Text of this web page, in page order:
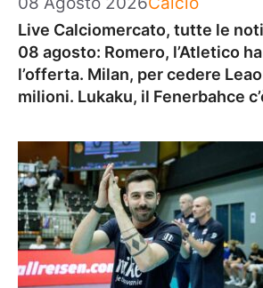
Live Calciomercato, tutte le
08 agosto: Romero, l’Atletico
l’offerta. Milan, per cedere
milioni. Lukaku, il Fenerbahce